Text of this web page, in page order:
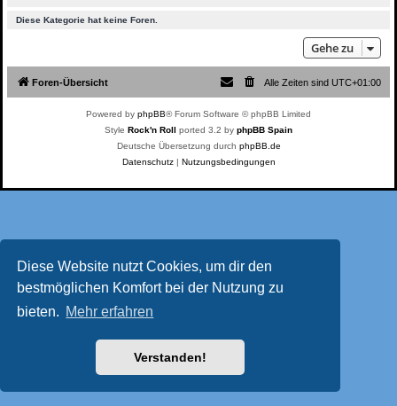
Diese Website nutzt Cookies, um dir den
bestmöglichen Komfort bei der Nutzung zu
bieten. Mehr erfahren
Verstanden!
Diese Kategorie hat keine Foren.
Gehe zu
Foren-Übersicht Alle Zeiten sind UTC+01:00
Powered by phpBB® Forum Software © phpBB Limited
Style Rock'n Roll ported 3.2 by phpBB Spain
Deutsche Übersetzung durch phpBB.de
Datenschutz| Nutzungsbedingungen